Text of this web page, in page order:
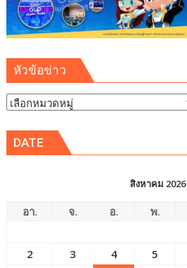
หัวข้อข่าว
หัวข้อ
DATE
สิงหาคม 2026
อา. จ. อ. พ.
2
3 4 5